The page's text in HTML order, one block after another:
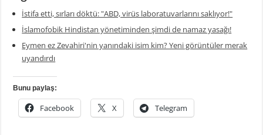
İstifa etti, sırları döktü: "ABD, virüs laboratuvarlarını saklıyor!"
İslamofobik Hindistan yönetiminden şimdi de namaz yasağı!
Eymen ez Zevahiri'nin yanındaki isim kim? Yeni görüntüler merak
uyandırdı
Bunu paylaş:
Facebook X Telegram